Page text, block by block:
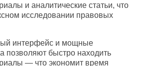
и аналитические статьи, что
исследовании правовых
интерфейс и мощные
позволяют быстро находить
— что экономит время